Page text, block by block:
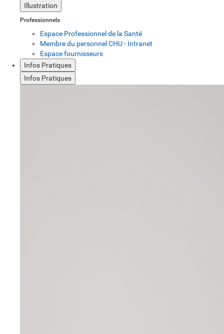
Illustration
Professionnels
Espace Professionnel de la Santé
Membre du personnel CHU - Intranet
Espace fournisseurs
Infos Pratiques
Infos Pratiques